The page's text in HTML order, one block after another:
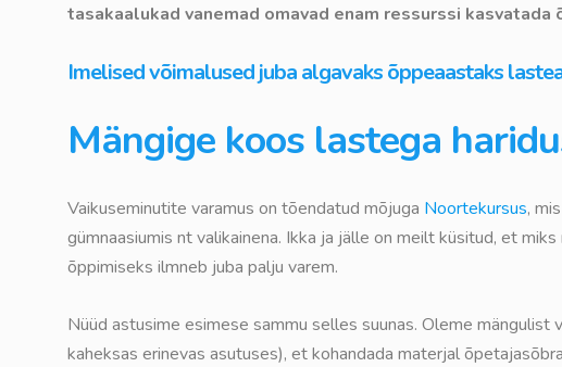
tasakaalukad vanemad omavad enam ressurssi
Imelised võimalused juba algavaks õppeaastaks
Mängige koos lastega
Vaikuseminutite varamus on tõendatud mõjuga Noortekursus,
gümnaasiumis nt valikainena. Ikka ja jälle on meilt küsitud, et
õppimiseks ilmneb juba palju varem.
Nüüd astusime esimese sammu selles suunas. Oleme
kaheksas erinevas asutuses), et kohandada materjal